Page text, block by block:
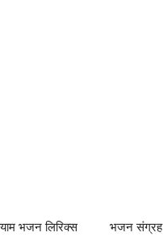
भजन लिरिक्स भजन संग्रह